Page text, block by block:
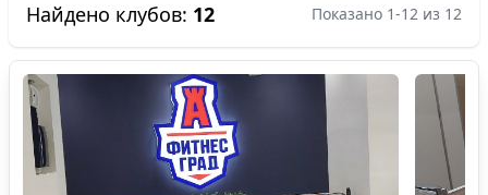
Найдено клубов: 12 Показано 1-12 из 12